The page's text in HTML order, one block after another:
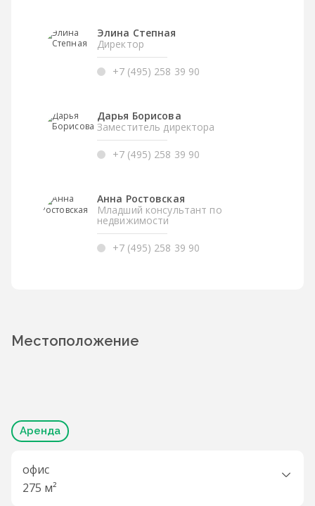
Элина Степная
Директор
+7 (495) 258 39 90
Дарья Борисова
Заместитель директора
+7 (495) 258 39 90
Анна Ростовская
Младший консультант по
недвижимости
+7 (495) 258 39 90
Местоположение
Аренда
офис
275 м²